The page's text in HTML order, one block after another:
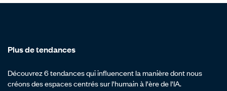
Plus de tendances
Découvrez 6 tendances qui influencent la manière dont nous
créons des espaces centrés sur l'humain à l'ère de l'IA.